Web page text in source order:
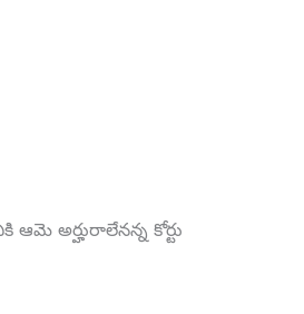
ఆమె అర్హురాలేనన్న కోర్టు